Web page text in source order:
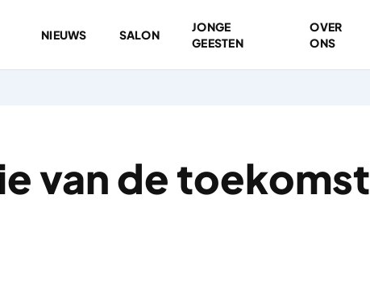
NIEUWS SALON
JONGE
GEESTEN
OVER
ONS
van de toekomst